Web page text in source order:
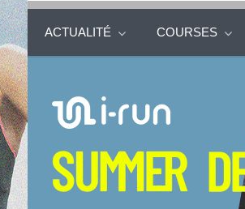
ACTUALITÉ COURSES